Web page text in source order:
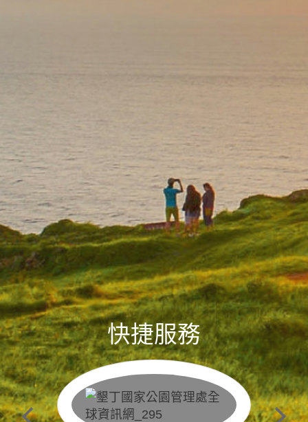
快捷服務